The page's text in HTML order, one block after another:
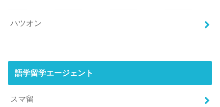
ハツオン
語学留学エージェント
スマ留